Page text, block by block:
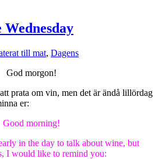
till mat, Dagens
God morgon!
prata om vin, men det är ändå lillördag
er:
Good morning!
in the day to talk about wine, but
I would like to remind you: